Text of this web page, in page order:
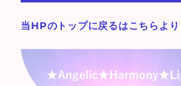
当HPのトップに戻るはこちらより